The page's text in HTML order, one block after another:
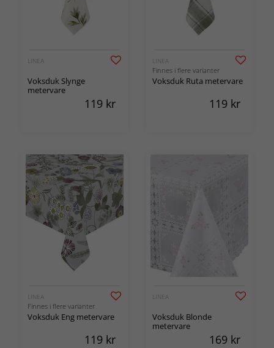
LINEA
Voksduk Slynge
metervare
119 kr
LINEA
Finnes i flere varianter
Voksduk Ruta metervare
119 kr
LINEA
Finnes i flere varianter
Voksduk Eng metervare
119 kr
LINEA
Voksduk Blonde
metervare
169 kr